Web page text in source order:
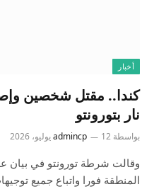
أخبار
نار بتورونتو
بواسطة admincp 12 يوليو، 2026
وقالت شرطة تورونتو في
المنطقة فورا واتباع جميع